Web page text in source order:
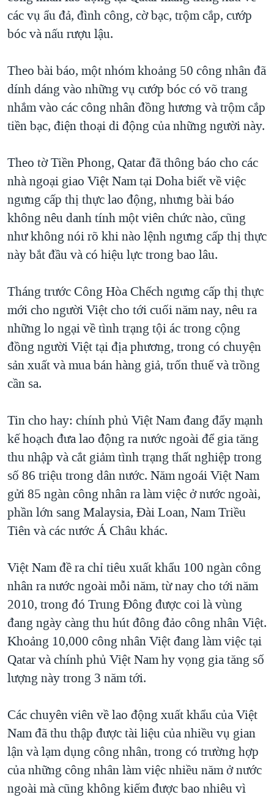
các vụ ẩu đả, đình công, cờ bạc, trộm cắp, cướp
bóc và nấu rượu lậu.
Theo bài báo, một nhóm khoảng 50 công nhân đã
dính dáng vào những vụ cướp bóc có võ trang
nhắm vào các công nhân đồng hương và trộm cắp
tiền bạc, điện thoại di động của những người này.
Theo tờ Tiền Phong, Qatar đã thông báo cho các
nhà ngoại giao Việt Nam tại Doha biết về việc
ngưng cấp thị thực lao động, nhưng bài báo
không nêu danh tính một viên chức nào, cũng
như không nói rõ khi nào lệnh ngưng cấp thị thực
này bắt đầu và có hiệu lực trong bao lâu.
Tháng trước Công Hòa Chếch ngưng cấp thị thực
mới cho người Việt cho tới cuối năm nay, nêu ra
những lo ngại về tình trạng tội ác trong cộng
đồng người Việt tại địa phương, trong có chuyện
sản xuất và mua bán hàng giả, trốn thuế và trồng
cần sa.
Tin cho hay: chính phủ Việt Nam đang đẩy mạnh
kế hoạch đưa lao động ra nước ngoài để gia tăng
thu nhập và cắt giảm tình trạng thất nghiệp trong
số 86 triệu trong dân nước. Năm ngoái Việt Nam
gửi 85 ngàn công nhân ra làm việc ở nước ngoài,
phần lớn sang Malaysia, Đài Loan, Nam Triều
Tiên và các nước Á Châu khác.
Việt Nam đề ra chỉ tiêu xuất khẩu 100 ngàn công
nhân ra nước ngoài mỗi năm, từ nay cho tới năm
2010, trong đó Trung Đông được coi là vùng
đang ngày càng thu hút đông đảo công nhân Việt.
Khoảng 10,000 công nhân Việt đang làm việc tại
Qatar và chính phủ Việt Nam hy vọng gia tăng số
lượng này trong 3 năm tới.
Các chuyên viên về lao động xuất khẩu của Việt
Nam đã thu thập được tài liệu của nhiều vụ gian
lận và lạm dụng công nhân, trong có trường hợp
của những công nhân làm việc nhiều năm ở nước
ngoài mà cũng không kiếm được bao nhiêu vì